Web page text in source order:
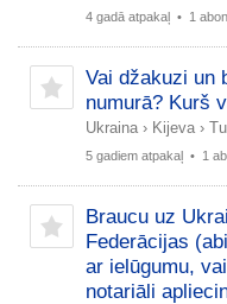
4 gadā atpakaļ • 1
Vai džakuzi un
numurā? Kurš
Ukraina › Kijeva ›
5 gadiem atpakaļ • 1
Braucu uz
Federācijas
ar ielūgumu,
notariāli